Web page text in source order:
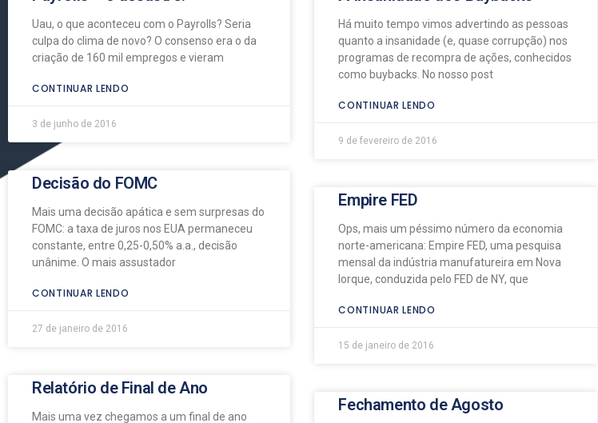
Uau, o que aconteceu com o Payrolls? Seria
culpa do clima de novo? O consenso era o da
criação de 160 mil empregos e vieram
CONTINUAR LENDO
3 de junho de 2016
Há muito tempo vimos advertindo as pessoas
quanto a insanidade (e, quase corrupção) nos
programas de recompra de ações, conhecidos
como buybacks. No nosso post
CONTINUAR LENDO
9 de fevereiro de 2016
Decisão do FOMC
Mais uma decisão apática e sem surpresas do
FOMC: a taxa de juros nos EUA permaneceu
constante, entre 0,25-0,50% a.a., decisão
unânime. O mais assustador
CONTINUAR LENDO
27 de janeiro de 2016
Empire FED
Ops, mais um péssimo número da economia
norte-americana: Empire FED, uma pesquisa
mensal da indústria manufatureira em Nova
Iorque, conduzida pelo FED de NY, que
CONTINUAR LENDO
15 de janeiro de 2016
Relatório de Final de Ano
Mais uma vez chegamos a um final de ano
Fechamento de Agosto